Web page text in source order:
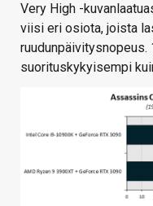
Very High -
viisi eri osiota, joista
ruudunpäivitysnopeus.
suorituskykyisempi